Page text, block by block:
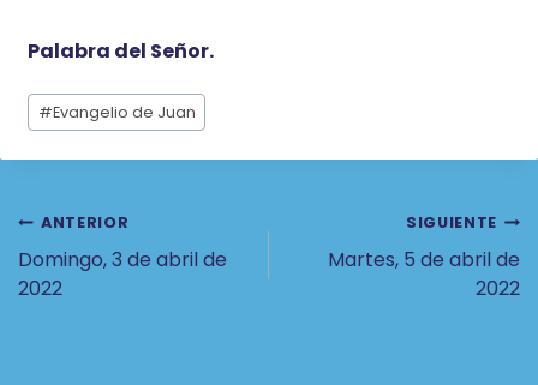
Palabra del Señor.
Etiquetas
de
la
#Evangelio de Juan
Navegación
De
ANTERIOR
Domingo, 3 de abril de
2022
SIGUIENTE
Martes, 5 de abril de
2022